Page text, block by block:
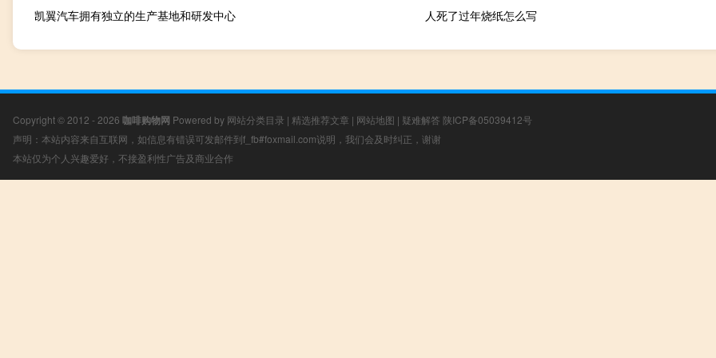
凯翼汽车拥有独立的生产基地和研发中心 人死了过年烧纸怎么写
Copyright © 2012 - 2026 咖啡购物网 Powered by 网站分类目录 | 精选推荐文章 | 网站地图 | 疑难解答 陕ICP备05039412号
声明：本站内容来自互联网，如信息有错误可发邮件到f_fb#foxmail.com说明，我们会及时纠正，谢谢
本站仅为个人兴趣爱好，不接盈利性广告及商业合作